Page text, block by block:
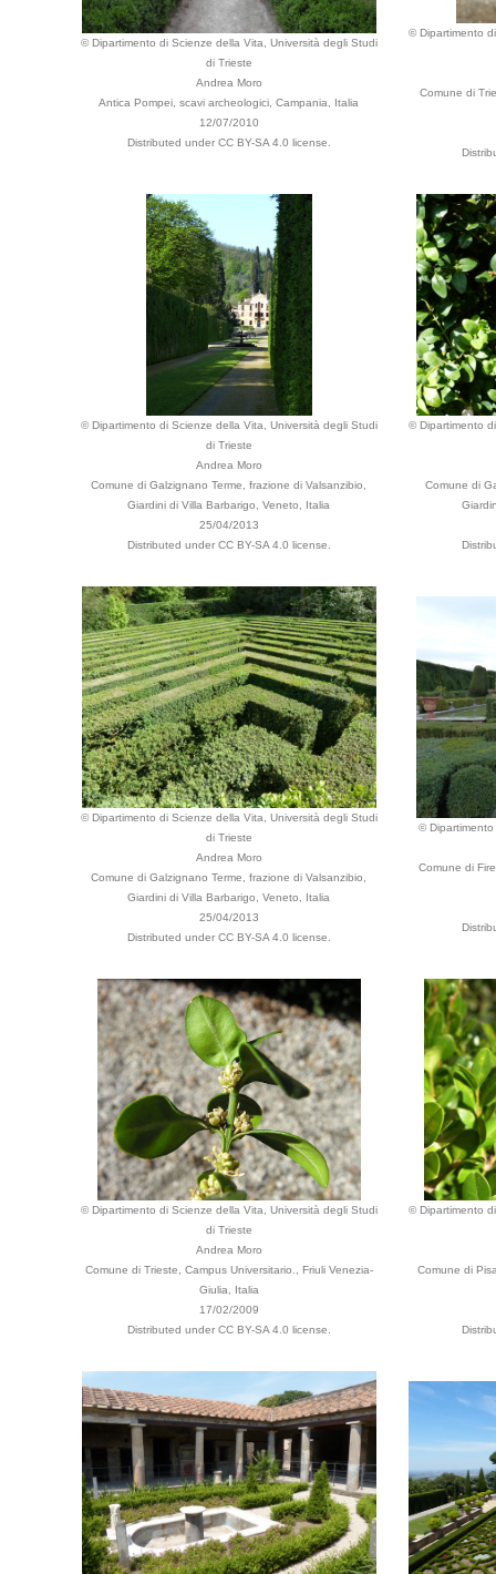
© Dipartimento di Scienze della Vita, Università degli Studi
di Trieste
Andrea Moro
Antica Pompei, scavi archeologici, Campania, Italia
12/07/2010
Distributed under CC BY-SA 4.0 license.
© Dipartimento
Comune di
© Dipartimento di Scienze della Vita, Università degli Studi
di Trieste
Andrea Moro
Comune di Galzignano Terme, frazione di Valsanzibio,
Giardini di Villa Barbarigo, Veneto, Italia
25/04/2013
Distributed under CC BY-SA 4.0 license.
© Dipartimento
Comune di
© Dipartimento di Scienze della Vita, Università degli Studi
di Trieste
Andrea Moro
Comune di Galzignano Terme, frazione di Valsanzibio,
Giardini di Villa Barbarigo, Veneto, Italia
25/04/2013
Distributed under CC BY-SA 4.0 license.
©
Comune di
© Dipartimento di Scienze della Vita, Università degli Studi
di Trieste
Andrea Moro
Comune di Trieste, Campus Universitario., Friuli Venezia-
Giulia, Italia
17/02/2009
Distributed under CC BY-SA 4.0 license.
© Dipartimento
Comune di